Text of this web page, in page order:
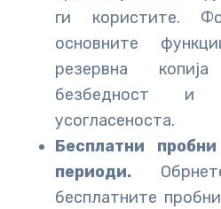
ги користите.
основните
резервна
безбедност и
усогласеноста.
Бесплатни
периоди.
бесплатните